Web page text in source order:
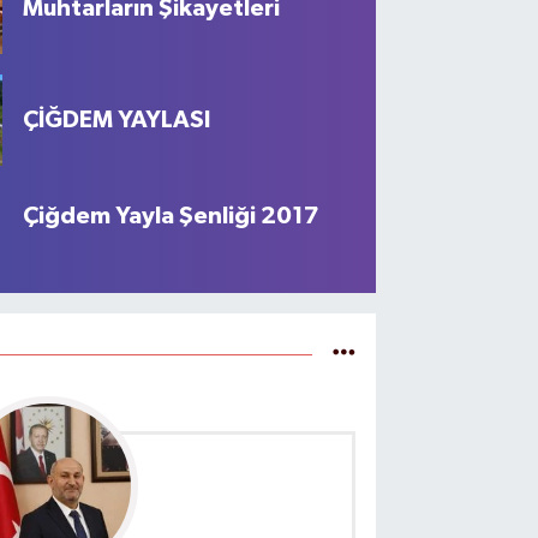
Muhtarların Şikayetleri
ÇİĞDEM YAYLASI
Çiğdem Yayla Şenliği 2017